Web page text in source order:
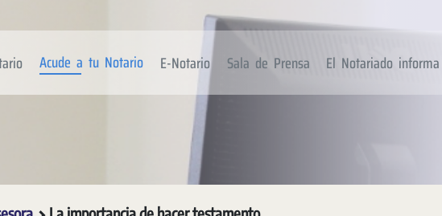
Acude a tu Notario E-Notario Sala de Prensa El Notariado informa